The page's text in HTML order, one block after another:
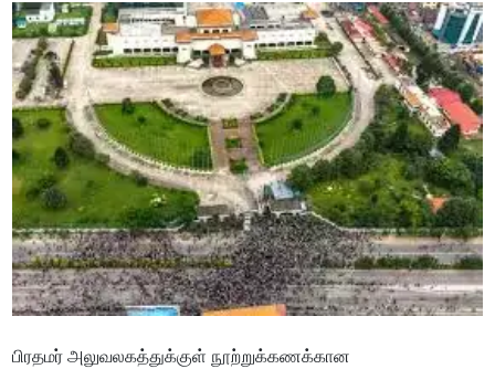
பிரதமர் அலுவலகத்துக்குள் நூற்றுக்கணக்கான